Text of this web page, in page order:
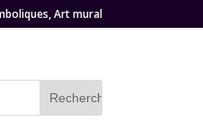
Art mural